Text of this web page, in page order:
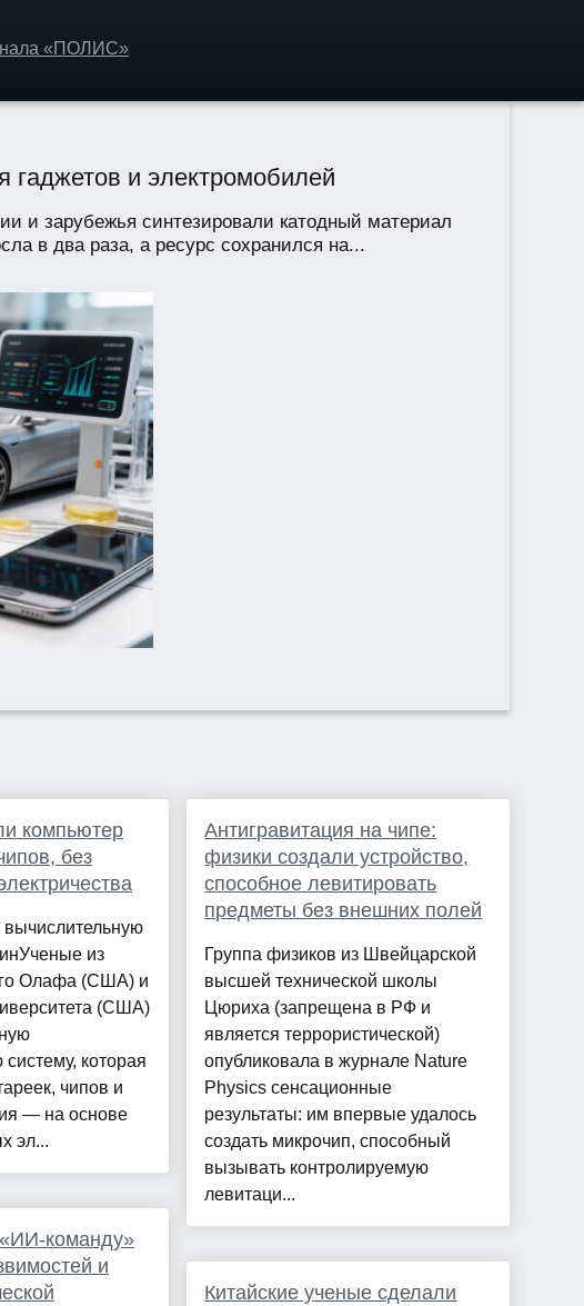
«ПОЛИС»
гаджетов и электромобилей
и зарубежья синтезировали катодный материал
в два раза, а ресурс сохранился на...
компьютер
без
из
Олафа (США) и
(США)
которая
чипов и
— на основе
эл...
команду»
и
Антигравитация на чипе:
физики создали устройство,
способное левитировать
предметы без внешних полей
Группа физиков из Швейцарской
высшей технической школы
Цюриха (запрещена в РФ и
является террористической)
опубликовала в журнале Nature
Physics сенсационные
результаты: им впервые удалось
создать микрочип, способный
вызывать контролируемую
левитаци...
Китайские ученые сделали